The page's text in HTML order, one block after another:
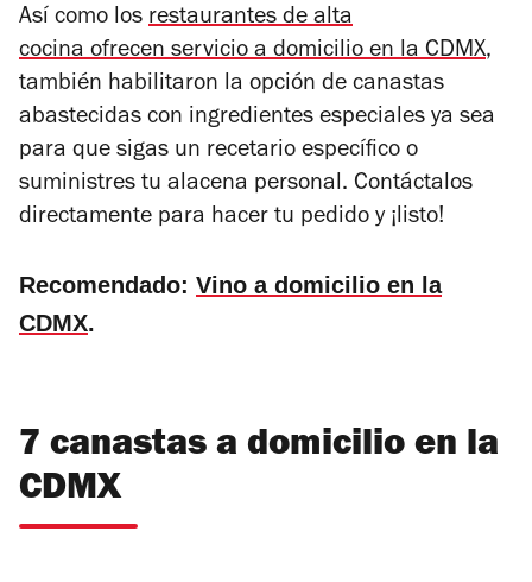
Así como los restaurantes de alta
cocina ofrecen servicio a domicilio en la CDMX,
también habilitaron la opción de canastas
abastecidas con ingredientes especiales ya sea
para que sigas un recetario específico o
suministres tu alacena personal. Contáctalos
directamente para hacer tu pedido y ¡listo!
Recomendado: Vino a domicilio en la
CDMX.
7 canastas a domicilio en la
CDMX